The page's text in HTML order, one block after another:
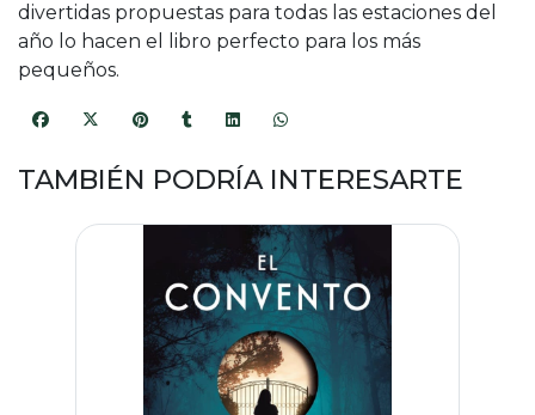
divertidas propuestas para todas las estaciones del
año lo hacen el libro perfecto para los más
pequeños.
TAMBIÉN PODRÍA INTERESARTE